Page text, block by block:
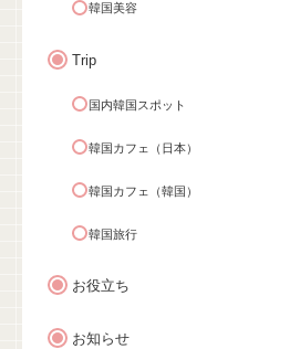
韓国美容
Trip
国内韓国スポット
韓国カフェ（日本）
韓国カフェ（韓国）
韓国旅行
お役立ち
お知らせ